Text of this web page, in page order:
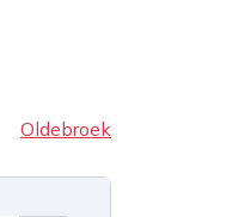
Oldebroek